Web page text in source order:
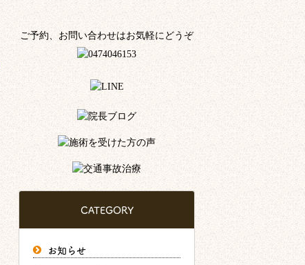
ご予約、お問い合わせはお気軽にどうぞ
CATEGORY
お知らせ